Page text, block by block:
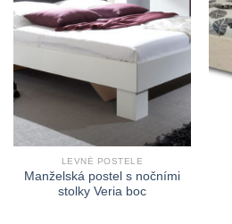
LEVNÉ POSTELE
Manželská postel s nočními
stolky Veria boc